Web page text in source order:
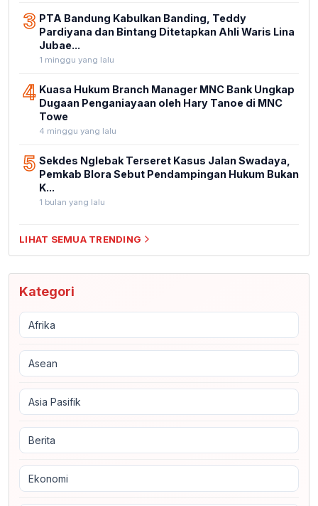
3 PTA Bandung Kabulkan Banding, Teddy
Pardiyana dan Bintang Ditetapkan Ahli Waris Lina
Jubae...
1 minggu yang lalu
4 Kuasa Hukum Branch Manager MNC Bank Ungkap
Dugaan Penganiayaan oleh Hary Tanoe di MNC
Towe
4 minggu yang lalu
5 Sekdes Nglebak Terseret Kasus Jalan Swadaya,
Pemkab Blora Sebut Pendampingan Hukum Bukan
K...
1 bulan yang lalu
LIHAT SEMUA TRENDING
Kategori
Afrika
Asean
Asia Pasifik
Berita
Ekonomi